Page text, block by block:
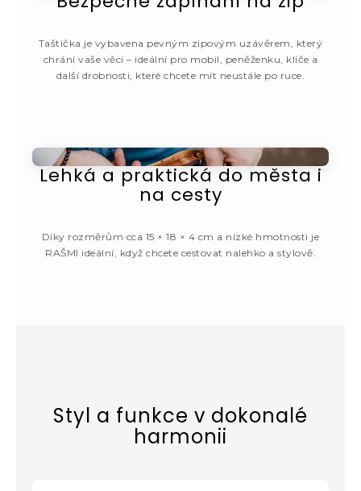
Taštička je vybavena pevným zipovým uzávěrem, který
chrání vaše věci – ideální pro mobil, peněženku, klíče a
další drobnosti, které chcete mít neustále po ruce.
Lehká a praktická do města i
na cesty
Díky rozměrům cca 15 × 18 × 4 cm a nízké hmotnosti je
RAŠMI ideální, když chcete cestovat nalehko a stylově.
Styl a funkce v dokonalé
harmonii